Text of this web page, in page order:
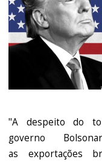
"A despeito do
governo
as exportações